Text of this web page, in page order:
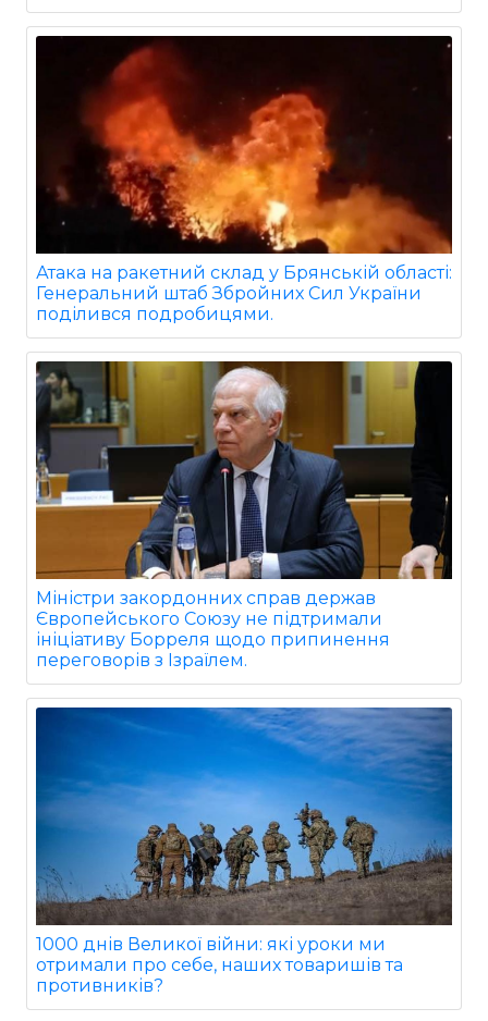
Атака на ракетний склад у Брянській області:
Генеральний штаб Збройних Сил України
поділився подробицями.
Міністри закордонних справ держав
Європейського Союзу не підтримали
ініціативу Борреля щодо припинення
переговорів з Ізраїлем.
1000 днів Великої війни: які уроки ми
отримали про себе, наших товаришів та
противників?